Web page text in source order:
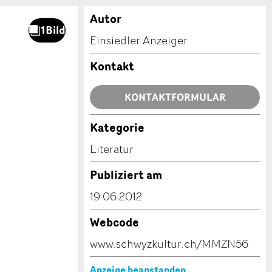
Autor
Einsiedler Anzeiger
Kontakt
KONTAKTFORMULAR
Kategorie
Literatur
Publiziert am
19.06.2012
Webcode
www.schwyzkultur.ch/MMZN56